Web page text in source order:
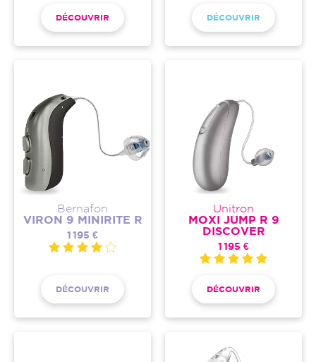
DÉCOUVRIR DÉCOUVRIR
Bernafon
VIRON 9 MINIRITE R
1 195 €
DÉCOUVRIR
Unitron
MOXI JUMP R 9
DISCOVER
1 195 €
DÉCOUVRIR